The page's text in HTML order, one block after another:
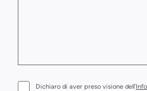
Dichiaro di aver preso visione dell’